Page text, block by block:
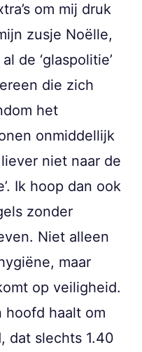
om mij druk
zusje Noëlle,
de ‘glaspolitie’
die zich
het
onmiddellijk
niet naar de
Ik hoop dan ook
zonder
Niet alleen
maar
op veiligheid.
hoofd haalt om
dat slechts 1.40